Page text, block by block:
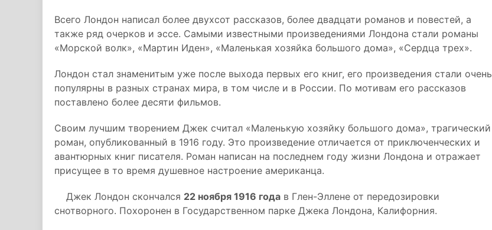
Всего Лондон написал более двухсот рассказов, более двадцати романов и повестей, а
также ряд очерков и эссе. Самыми известными произведениями Лондона стали романы
«Морской волк», «Мартин Иден», «Маленькая хозяйка большого дома», «Сердца трех».
Лондон стал знаменитым уже после выхода первых его книг, его произведения стали очень
популярны в разных странах мира, в том числе и в России. По мотивам его рассказов
поставлено более десяти фильмов.
Своим лучшим творением Джек считал «Маленькую хозяйку большого дома», трагический
роман, опубликованный в 1916 году. Это произведение отличается от приключенческих и
авантюрных книг писателя. Роман написан на последнем году жизни Лондона и отражает
присущее в то время душевное настроение американца.
Джек Лондон скончался 22 ноября 1916 года в Глен-Эллене от передозировки
снотворного. Похоронен в Государственном парке Джека Лондона, Калифорния.